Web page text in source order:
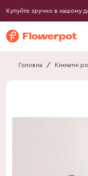
Купуйте зручно в нашому
Головна / Кімнатні